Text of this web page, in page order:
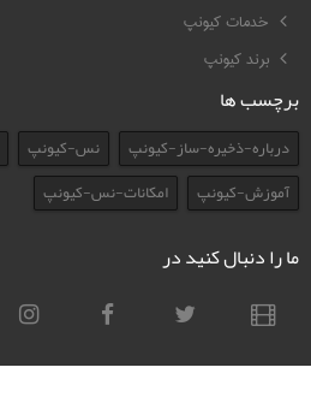
خدمات کیونپ
برند کیونپ
برچسب ها
درباره-ذخیره-ساز-کیونپ نس-کیونپ
آموزش-کیونپ
امکانات-نس-کیونپ
ما را دنبال کنید در